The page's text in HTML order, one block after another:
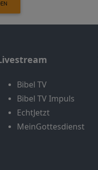
Bibel TV
Bibel TV Impuls
EchtJetzt
MeinGottesdienst